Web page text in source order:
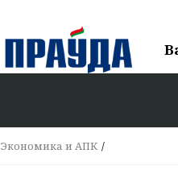
В
Экономика и АПК